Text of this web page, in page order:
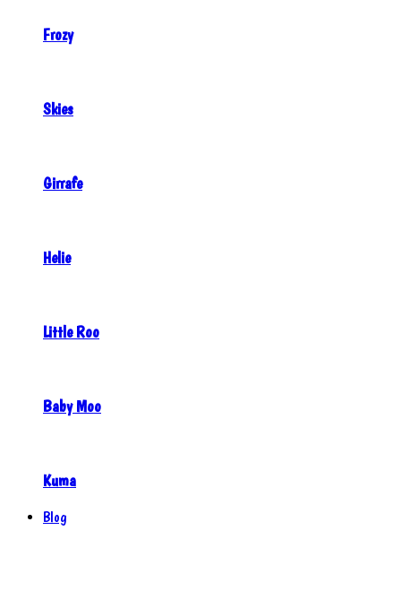
Frozy
Skies
Girrafe
Helie
Little Roo
Baby Moo
Kuma
Blog